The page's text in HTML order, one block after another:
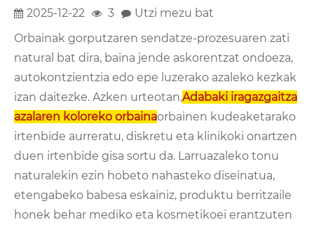
2025-12-22 3
Utzi mezu bat
Orbainak gorputzaren sendatze-prozesuaren zati
natural bat dira, baina jende askorentzat ondoeza,
autokontzientzia edo epe luzerako azaleko kezkak
izan daitezke. Azken urteotan,Adabaki iragazgaitza
azalaren koloreko orbainaorbainen kudeaketarako
irtenbide aurreratu, diskretu eta klinikoki onartzen
duen irtenbide gisa sortu da. Larruazaleko tonu
naturalekin ezin hobeto nahasteko diseinatua,
etengabeko babesa eskainiz, produktu berritzaile
honek behar mediko eta kosmetikoei erantzuten